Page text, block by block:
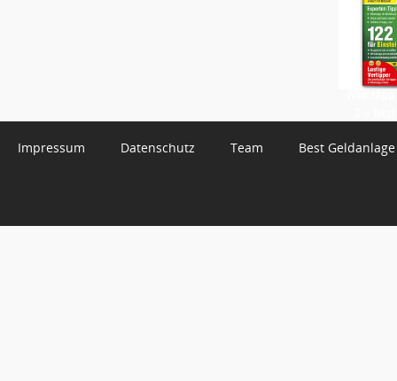
Impressum Datenschutz Team Best Geldanlage